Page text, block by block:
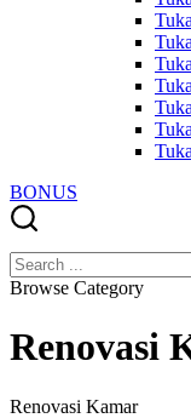
BONUS
Search
Browse Category
Renovasi
Renovasi Kamar